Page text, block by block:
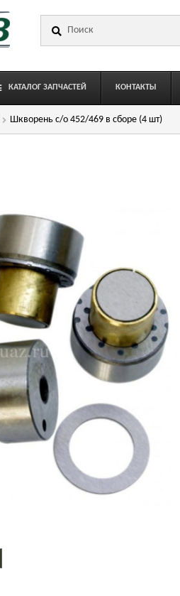
КАТАЛОГ ЗАПЧАСТЕЙ КОНТАКТЫ
Шкворень с/о 452/469 в сборе (4 шт)